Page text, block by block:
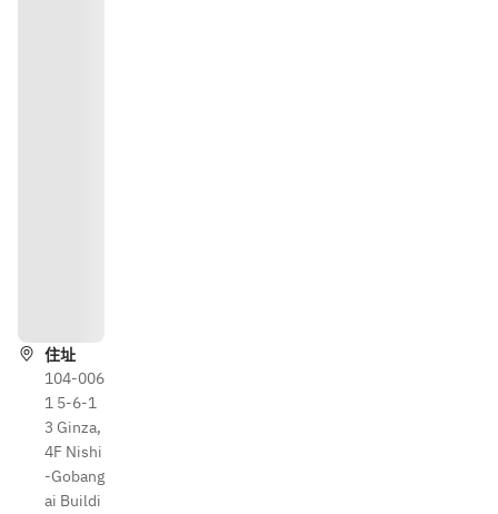
住址
104-006
1 5-6-1
3 Ginza,
4F Nishi
-Gobang
ai Buildi